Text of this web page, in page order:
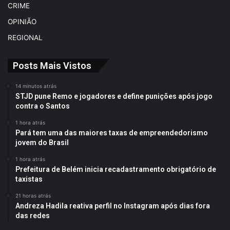
CRIME
OPINIÃO
REGIONAL
Posts Mais Vistos
14 minutos atrás
STJD pune Remo e jogadores e define punições após jogo
contra o Santos
1 hora atrás
Pará tem uma das maiores taxas de empreendedorismo
jovem do Brasil
1 hora atrás
Prefeitura de Belém inicia recadastramento obrigatório de
taxistas
21 horas atrás
Andreza Hadila reativa perfil no Instagram após dias fora
das redes